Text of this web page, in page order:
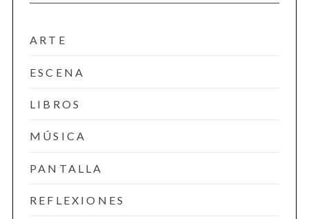
ARTE
ESCENA
LIBROS
MÚSICA
PANTALLA
REFLEXIONES